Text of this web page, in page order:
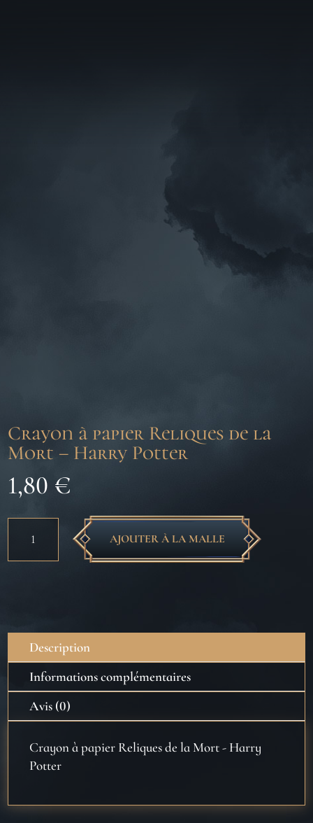
Crayon à papier Reliques de la
Mort – Harry Potter
1,80 €
Crayon
de
Mort
-
Harry
Potter
AJOUTER À LA MALLE
Description
Informations complémentaires
Avis (0)
Crayon à papier Reliques de la Mort - Harry
Potter